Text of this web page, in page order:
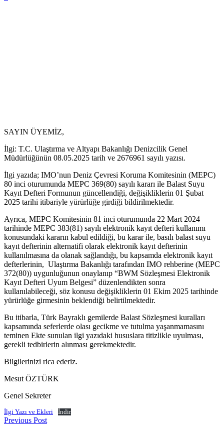
SAYIN ÜYEMİZ,
İlgi: T.C. Ulaştırma ve Altyapı Bakanlığı Denizcilik Genel
Müdürlüğünün 08.05.2025 tarih ve 2676961 sayılı yazısı.
İlgi yazıda; IMO’nun Deniz Çevresi Koruma Komitesinin (MEPC)
80 inci oturumunda MEPC 369(80) sayılı kararı ile Balast Suyu
Kayıt Defteri Formunun güncellendiği, değişikliklerin 01 Şubat
2025 tarihi itibariyle yürürlüğe girdiği bildirilmektedir.
Ayrıca, MEPC Komitesinin 81 inci oturumunda 22 Mart 2024
tarihinde MEPC 383(81) sayılı elektronik kayıt defteri kullanımı
konusundaki kararın kabul edildiği, bu karar ile, basılı balast suyu
kayıt defterinin alternatifi olarak elektronik kayıt defterinin
kullanılmasına da olanak sağlandığı, bu kapsamda elektronik kayıt
defterlerinin, Ulaştırma Bakanlığı tarafından IMO rehberine (MEPC
372(80)) uygunluğunun onaylanıp “BWM Sözleşmesi Elektronik
Kayıt Defteri Uyum Belgesi” düzenlendikten sonra
kullanılabileceği, söz konusu değişikliklerin 01 Ekim 2025 tarihinde
yürürlüğe girmesinin beklendiği belirtilmektedir.
Bu itibarla, Türk Bayraklı gemilerde Balast Sözleşmesi kuralları
kapsamında seferlerde olası gecikme ve tutulma yaşanmamasını
teminen Ekte sunulan ilgi yazıdaki hususlara titizlikle uyulması,
gerekli tedbirlerin alınması gerekmektedir.
Bilgilerinizi rica ederiz.
Mesut ÖZTÜRK
Genel Sekreter
İlgi Yazı ve Ekleri İndir
Previous Post